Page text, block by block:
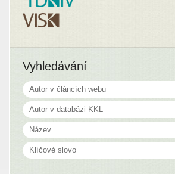
Vyhledávání